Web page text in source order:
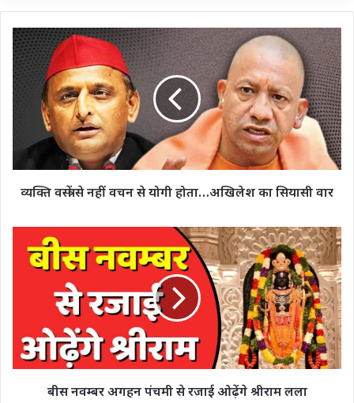
व्यक्ति
वस्त्रों
से
नहीं
वचन
से
होता…
अखिलेश
सियासी
व्यक्ति वस्त्रों से नहीं वचन से योगी होता…अखिलेश का सियासी वार
नवम्बर
अगहन
ओढ़ेंगे
श्रीराम
लला
बीस नवम्बर अगहन पंचमी से रजाई ओढ़ेंगे श्रीराम लला